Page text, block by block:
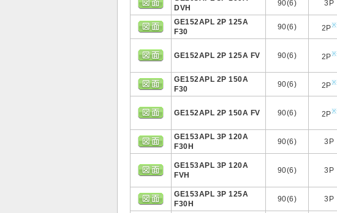
DVH
90(6) 3P
GE152APL 2P 125A
F30
90(6) 2P※
GE152APL 2P 125A FV 90(6) 2P※
GE152APL 2P 150A
F30
90(6) 2P※
GE152APL 2P 150A FV 90(6) 2P※
GE153APL 3P 120A
F30H
90(6) 3P
GE153APL 3P 120A
FVH
90(6) 3P
GE153APL 3P 125A
F30H
90(6) 3P